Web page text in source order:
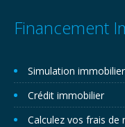
Financement
Simulation immobilier
Crédit immobilier
Calculez vos frais de